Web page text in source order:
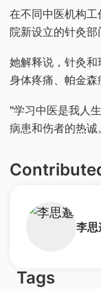
在不同中医机构
院新设立的针灸部
她解释说，针灸
身体疼痛、帕金森
"学习中医是我人
病患和伤者的热诚
李思
Tags